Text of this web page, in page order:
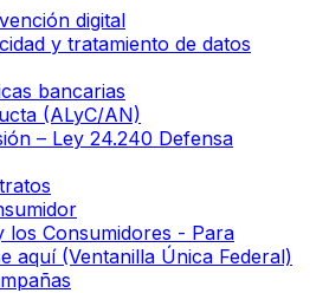
digital
y tratamiento de datos
bancarias
(ALyC/AN)
– Ley 24.240 Defensa
los Consumidores - Para
aquí (Ventanilla Única Federal)